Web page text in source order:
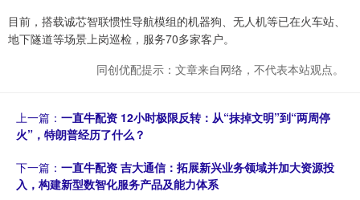
目前，搭载诚芯智联惯性导航模组的机器狗、无人机等已在火车站、
地下隧道等场景上岗巡检，服务70多家客户。
同创优配提示：文章来自网络，不代表本站观点。
上一篇： 一直牛配资 12小时极限反转：从“抹掉文明”到“两周停
火”，特朗普经历了什么？
下一篇： 一直牛配资 吉大通信：拓展新兴业务领域并加大资源投
入，构建新型数智化服务产品及能力体系